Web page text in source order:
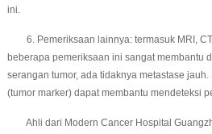
ini.
6. Pemeriksaan lainnya: termasuk MRI,
beberapa pemeriksaan ini sangat membantu
serangan tumor, ada tidaknya metastase
(tumor marker) dapat membantu mendeteksi
Ahli dari Modern Cancer Hospital